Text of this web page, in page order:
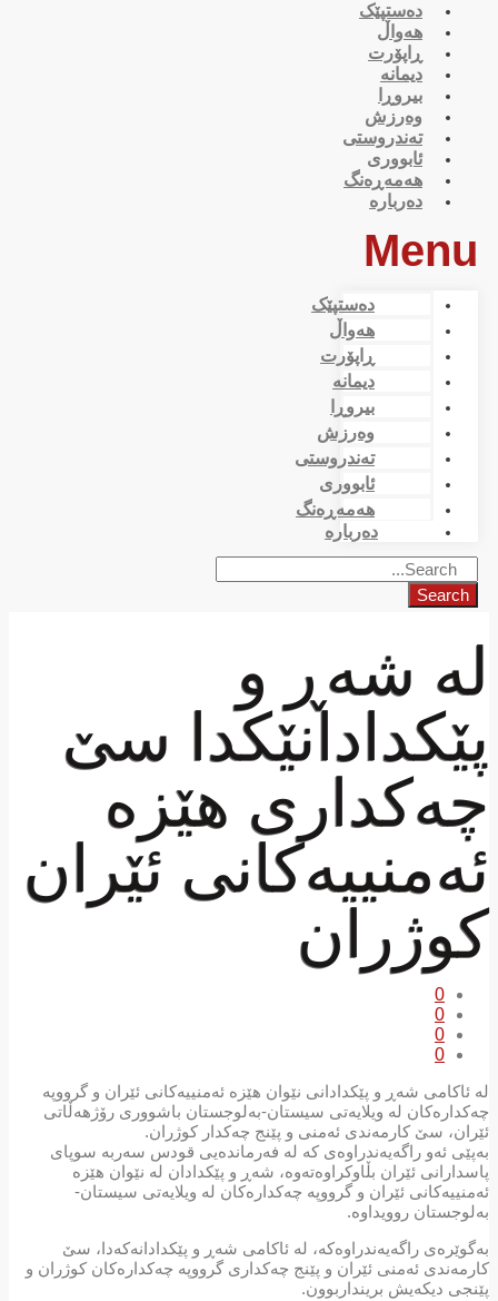
دەستپێک
هەواڵ
ڕاپۆرت
دیمانە
بیروڕا
وەرزش
تەندروستی
ئابووری
هەمەڕەنگ
دەربارە
Menu
دەستپێک
هەواڵ
ڕاپۆرت
دیمانە
بیروڕا
وەرزش
تەندروستی
ئابووری
هەمەڕەنگ
دەربارە
Search
لە شەڕ و
پێکدادانێکدا سێ
چه‌كداری هێزه‌
ئه‌منییه‌كانی ئێران
کوژران
0
0
0
0
لە ئاکامی شەڕ و پێکدادانی نێوان ھێزە ئەمنییەکانی ئێران و گرووپە
چەکدارەکان لە ویلایەتی سیستان-بەلوجستان باشووری رۆژھەڵاتی
ئێران، سێ کارمەندی ئەمنی و پێنج چەکدار کوژران.
بەپێی ئەو راگەیەندراوەی کە لە فەرماندەیی قودس سەربە سوپای
پاسدارانی ئێران بڵاوکراوەتەوە، شەڕ و پێکدادان لە نێوان ھێزە
ئەمنییەکانی ئێران و گرووپە چەکدارەکان لە ویلایەتی سیستان-
بەلوجستان روویداوە.
بەگوێرەی راگەیەندراوەکە، لە ئاکامی شەڕ و پێکدادانەکەدا، سێ
کارمەندی ئەمنی ئێران و پێنج چەکداری گرووپە چەکدارەکان کوژران و
پێنجی دیکەیش برینداربوون.